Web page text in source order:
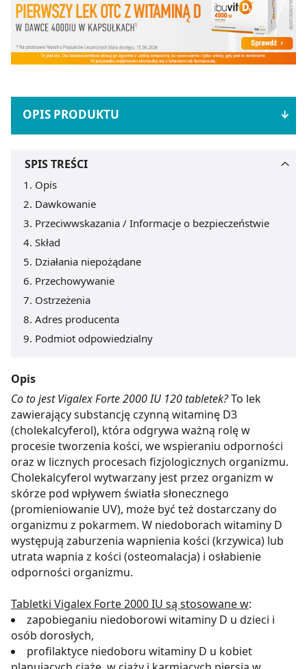
OPIS PRODUKTU
SPIS TREŚCI
Opis
Dawkowanie
Przeciwwskazania / Informacje o bezpieczeństwie
Skład
Działania niepożądane
Przechowywanie
Ostrzeżenia
Adres producenta
Podmiot odpowiedzialny
Opis
Co to jest Vigalex Forte 2000 IU 120 tabletek?To lek
zawierający substancję czynną witaminę D3
(cholekalcyferol), która odgrywa ważną rolę w
procesie tworzenia kości, we wspieraniu odporności
oraz w licznych procesach fizjologicznych organizmu.
Cholekalcyferol wytwarzany jest przez organizm w
skórze pod wpływem światła słonecznego
(promieniowanie UV), może być też dostarczany do
organizmu z pokarmem. W niedoborach witaminy D
występują zaburzenia wapnienia kości (krzywica) lub
utrata wapnia z kości (osteomalacja) i osłabienie
odporności organizmu.
Tabletki Vigalex Forte 2000 IU są stosowane w:
zapobieganiu niedoborowi witaminy D u dzieci i
osób dorosłych,
profilaktyce niedoboru witaminy D u kobiet